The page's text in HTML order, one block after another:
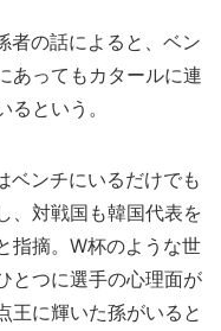
者の話によると、ベン
あってもカタールに連
という。
ンチにいるだけでも
、対戦国も韓国代表を
指摘。W杯のような世
とつに選手の心理面が
王に輝いた孫がいると